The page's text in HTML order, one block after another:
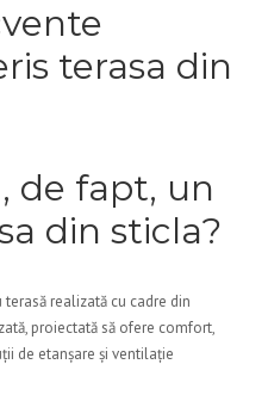
terasa din
de fapt, un
din sticla?
realizată cu cadre din
proiectată să ofere comfort,
de etanșare și ventilație